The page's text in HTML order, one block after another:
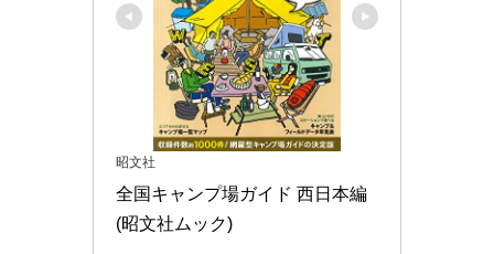
昭文社
全国キャンプ場ガイド 西日本編
(昭文社ムック)